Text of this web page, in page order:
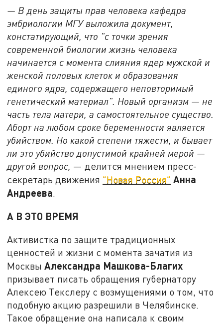
— В день защиты прав человека кафедра
эмбриологии МГУ выложила документ,
констатирующий, что "с точки зрения
современной биологии жизнь человека
начинается с момента слияния ядер мужской и
женской половых клеток и образования
единого ядра, содержащего неповторимый
генетический материал". Новый организм — не
часть тела матери, а самостоятельное существо.
Аборт на любом сроке беременности является
убийством. Но какой степени тяжести, и бывает
ли это убийство допустимой крайней мерой —
другой вопрос, — делится мнением пресс-
секретарь движения "Новая Россия" Анна
Андреева.
А В ЭТО ВРЕМЯ
Активистка по защите традиционных
ценностей и жизни с момента зачатия из
Москвы Александра Машкова-Благих
призывает писать обращения губернатору
Алексею Текслеру с возмущениями о том, что
подобную акцию разрешили в Челябинске.
Такое обращение она написала к своим